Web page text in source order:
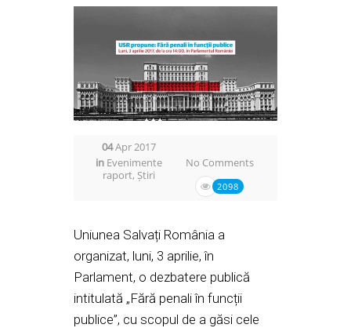
04Apr 2017
in Evenimente
raport, Știri
No Comments
2098
Uniunea Salvați România a
organizat, luni, 3 aprilie, în
Parlament, o dezbatere publică
intitulată „Fără penali în funcții
publice”, cu scopul de a găsi cele